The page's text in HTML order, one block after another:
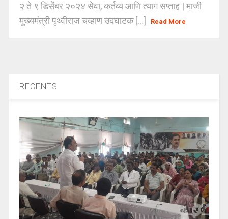
२ ते ९ डिसेंबर २०२४ सेवा, कर्तव्य आणि त्याग सप्ताह | माजी
मुख्यमंत्री पृथ्वीराज चव्हाण उदघाटक [...]
Read More
RECENTS